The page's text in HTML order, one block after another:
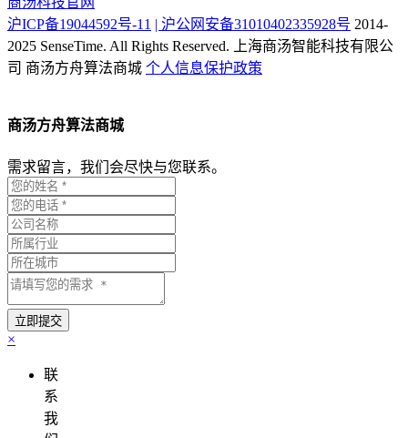
沪ICP备19044592号-11 | 沪公网安备31010402335928号 2014-
2025 SenseTime. All Rights Reserved.
上海商汤智能科技有限公
司 商汤方舟算法商城 个人信息保护政策
商汤方舟算法商城
需求留言，我们会尽快与您联系。
×
联
系
我